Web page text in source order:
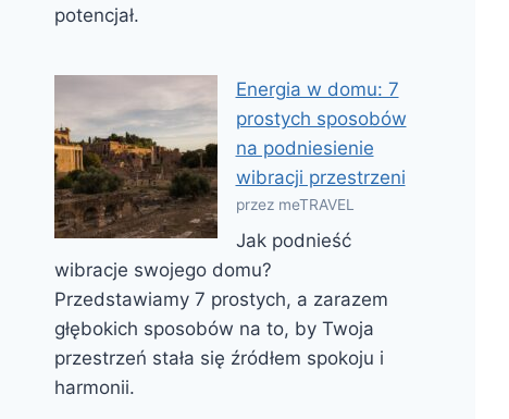
potencjał.
Energia w domu: 7
prostych sposobów
na podniesienie
wibracji przestrzeni
przez meTRAVEL
Jak podnieść
wibracje swojego domu?
Przedstawiamy 7 prostych, a zarazem
głębokich sposobów na to, by Twoja
przestrzeń stała się źródłem spokoju i
harmonii.